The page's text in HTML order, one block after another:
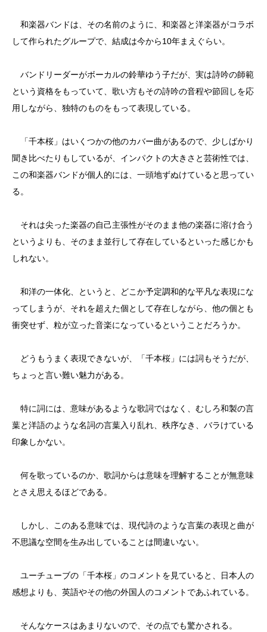
和楽器バンドは、その名前のように、和楽器と洋楽器がコラボ
して作られたグループで、結成は今から10年まえぐらい。
バンドリーダーがボーカルの鈴華ゆう子だが、実は詩吟の師範
という資格をもっていて、歌い方もその詩吟の音程や節回しを応
用しながら、独特のものをもって表現している。
「千本桜」はいくつかの他のカバー曲があるので、少しばかり
聞き比べたりもしているが、インパクトの大きさと芸術性では、
この和楽器バンドが個人的には、一頭地ずぬけていると思ってい
る。
それは尖った楽器の自己主張性がそのまま他の楽器に溶け合う
というよりも、そのまま並行して存在しているといった感じかも
しれない。
和洋の一体化、というと、どこか予定調和的な平凡な表現にな
ってしまうが、それを超えた個として存在しながら、他の個とも
衝突せず、粒が立った音楽になっているということだろうか。
どうもうまく表現できないが、「千本桜」には詞もそうだが、
ちょっと言い難い魅力がある。
特に詞には、意味があるような歌詞ではなく、むしろ和製の言
葉と洋語のような名詞の言葉入り乱れ、秩序なき、バラけている
印象しかない。
何を歌っているのか、歌詞からは意味を理解することが無意味
とさえ思えるほどである。
しかし、このある意味では、現代詩のような言葉の表現と曲が
不思議な空間を生み出していることは間違いない。
ユーチューブの「千本桜」のコメントを見ていると、日本人の
感想よりも、英語やその他の外国人のコメントであふれている。
そんなケースはあまりないので、その点でも驚かされる。